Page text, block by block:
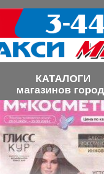
КАТАЛОГИ
магазинов